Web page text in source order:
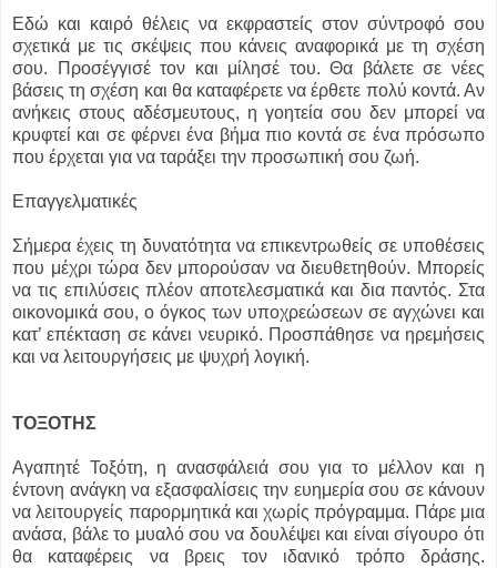
Εδώ και καιρό θέλεις να εκφραστείς στον σύντροφό σου
σχετικά με τις σκέψεις που κάνεις αναφορικά με τη σχέση
σου. Προσέγγισέ τον και μίλησέ του. Θα βάλετε σε νέες
βάσεις τη σχέση και θα καταφέρετε να έρθετε πολύ κοντά. Αν
ανήκεις στους αδέσμευτους, η γοητεία σου δεν μπορεί να
κρυφτεί και σε φέρνει ένα βήμα πιο κοντά σε ένα πρόσωπο
που έρχεται για να ταράξει την προσωπική σου ζωή.
Επαγγελματικές
Σήμερα έχεις τη δυνατότητα να επικεντρωθείς σε υποθέσεις
που μέχρι τώρα δεν μπορούσαν να διευθετηθούν. Μπορείς
να τις επιλύσεις πλέον αποτελεσματικά και δια παντός. Στα
οικονομικά σου, ο όγκος των υποχρεώσεων σε αγχώνει και
κατ’ επέκταση σε κάνει νευρικό. Προσπάθησε να ηρεμήσεις
και να λειτουργήσεις με ψυχρή λογική.
ΤΟΞΟΤΗΣ
Αγαπητέ Τοξότη, η ανασφάλειά σου για το μέλλον και η
έντονη ανάγκη να εξασφαλίσεις την ευημερία σου σε κάνουν
να λειτουργείς παρορμητικά και χωρίς πρόγραμμα. Πάρε μια
ανάσα, βάλε το μυαλό σου να δουλέψει και είναι σίγουρο ότι
θα καταφέρεις να βρεις τον ιδανικό τρόπο δράσης.